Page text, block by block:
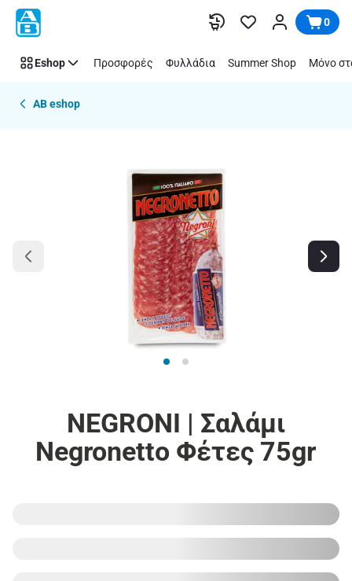
Παράλειψη 0
Eshop Προσφορές Φυλλάδια Summer Shop Μόνο
AB eshop
NEGRONI | Σαλάμι
Negronetto Φέτες 75gr